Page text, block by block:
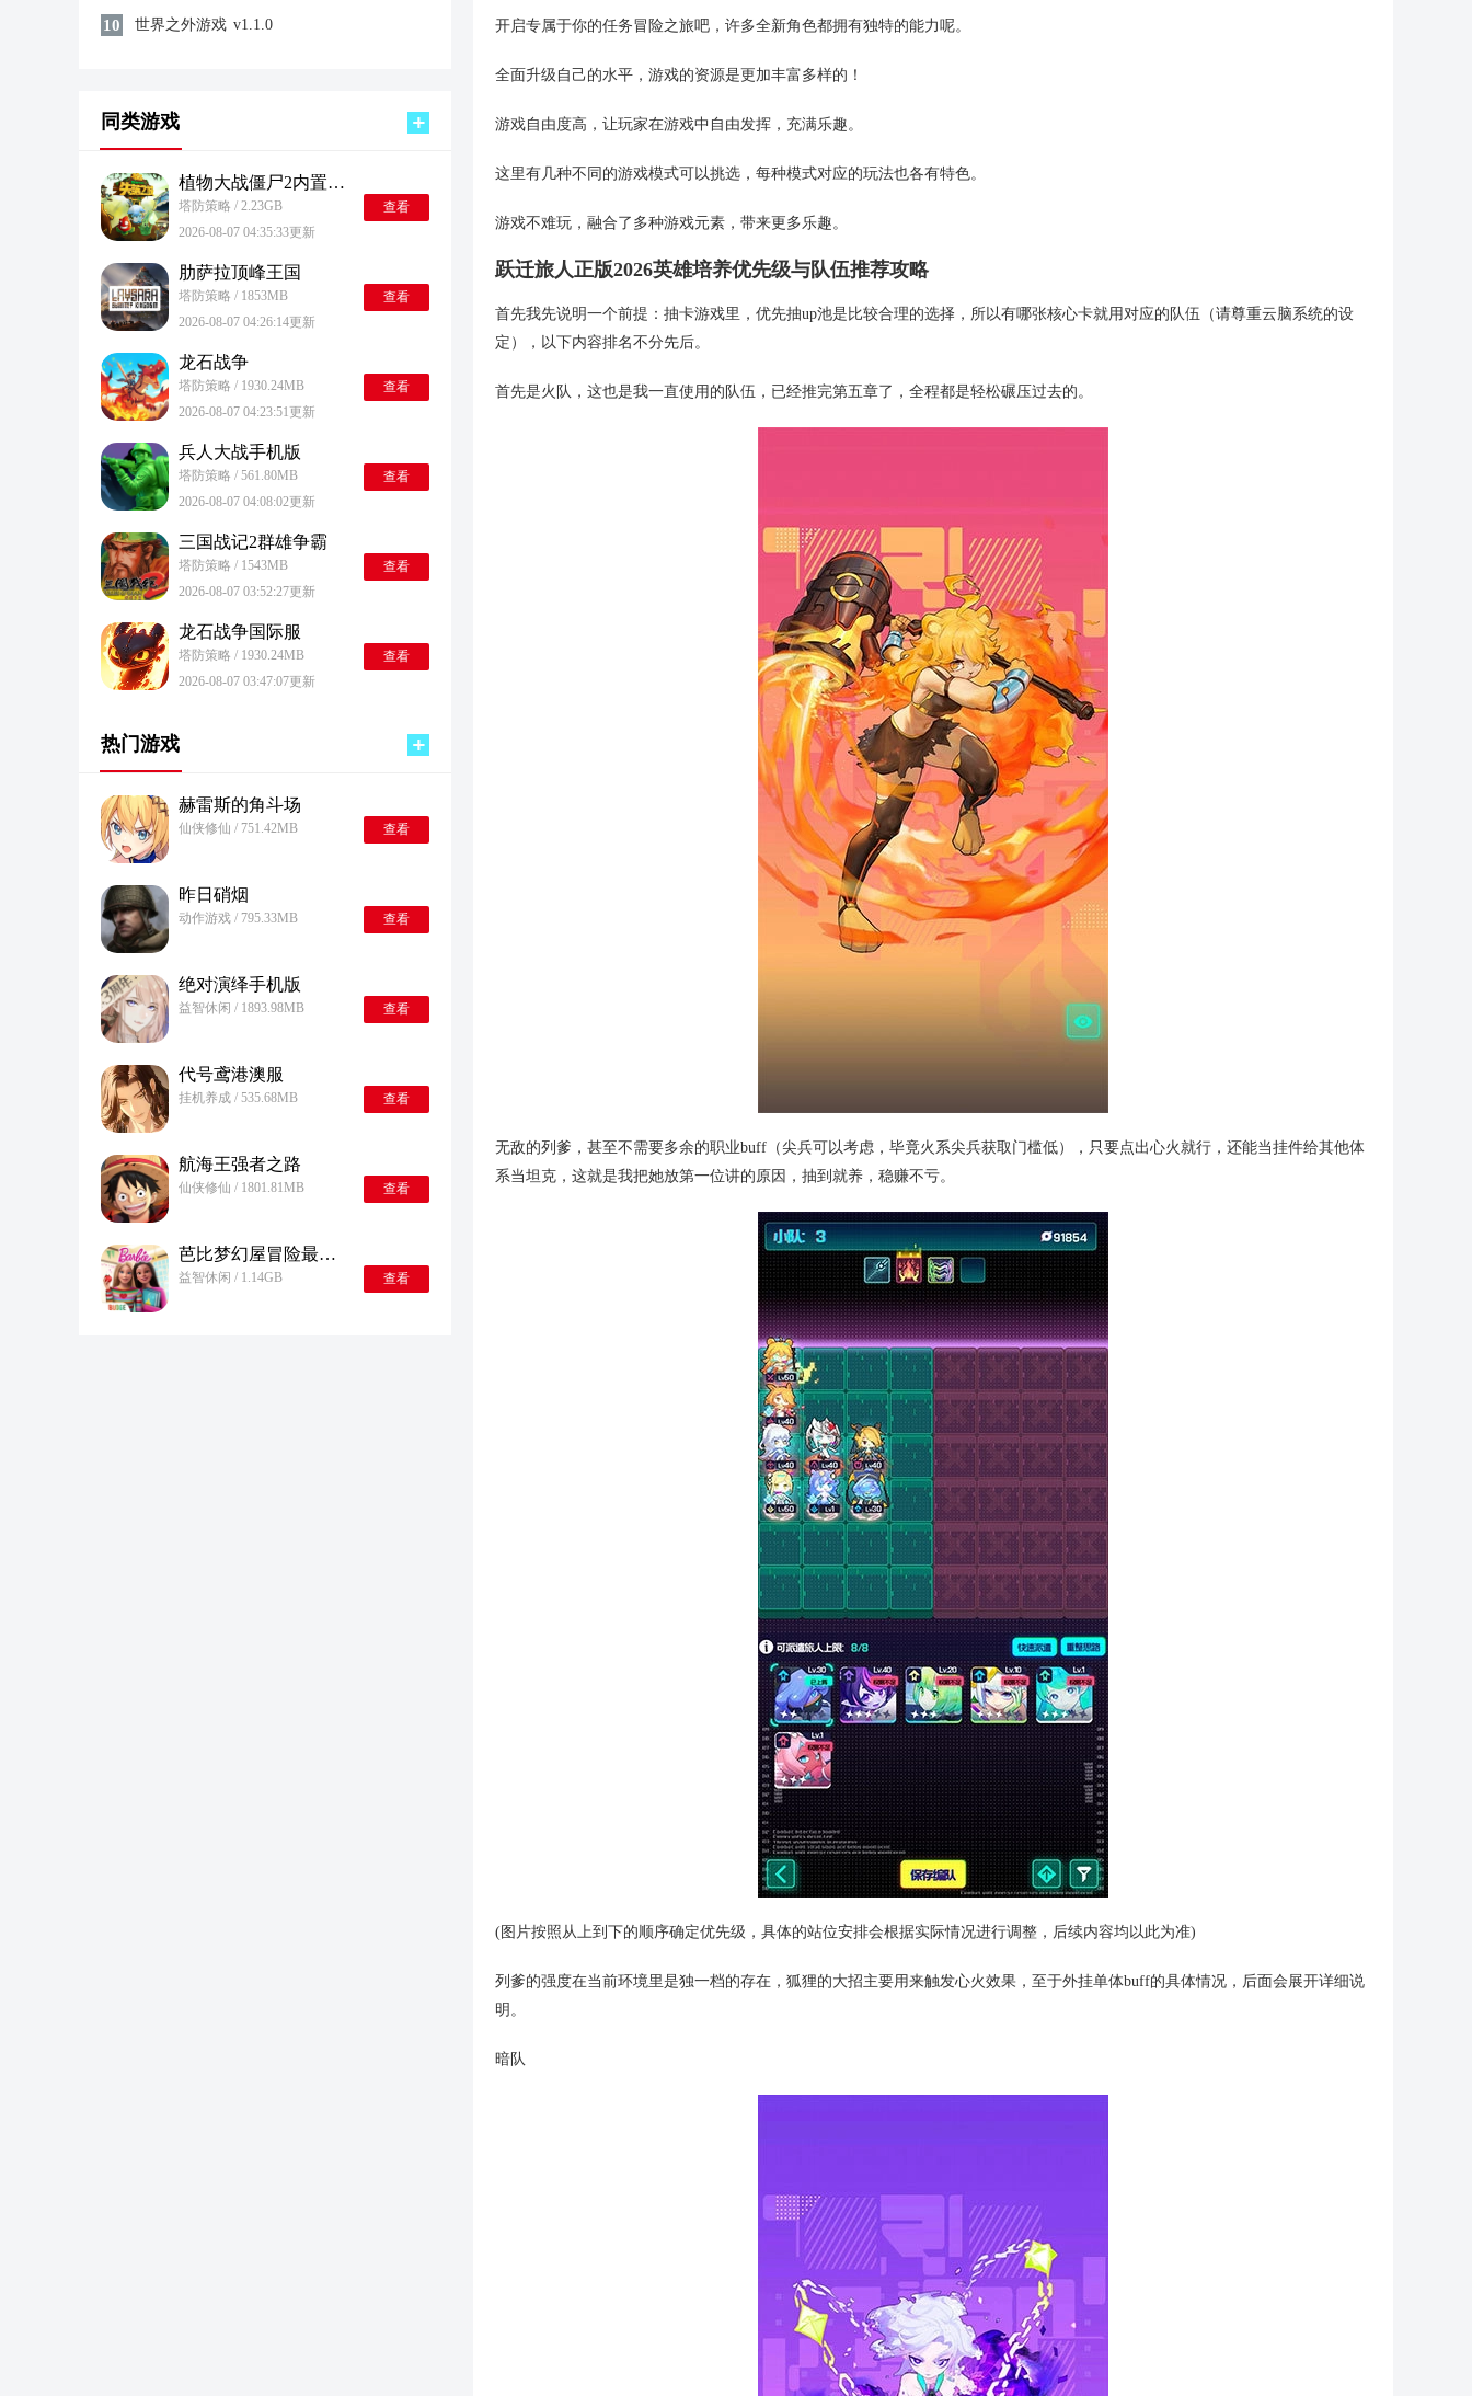
10 世界之外游戏 v1.1.0
同类游戏
植物大战僵尸2内置功能菜单
塔防策略 / 2.23GB
2026-08-07 04:35:33更新
查看
肋萨拉顶峰王国
塔防策略 / 1853MB
2026-08-07 04:26:14更新
查看
龙石战争
塔防策略 / 1930.24MB
2026-08-07 04:23:51更新
查看
兵人大战手机版
塔防策略 / 561.80MB
2026-08-07 04:08:02更新
查看
三国战记2群雄争霸
塔防策略 / 1543MB
2026-08-07 03:52:27更新
查看
龙石战争国际服
塔防策略 / 1930.24MB
2026-08-07 03:47:07更新
查看
热门游戏
赫雷斯的角斗场
仙侠修仙 / 751.42MB 查看
昨日硝烟
动作游戏 / 795.33MB 查看
绝对演绎手机版
益智休闲 / 1893.98MB 查看
代号鸢港澳服
挂机养成 / 535.68MB 查看
航海王强者之路
仙侠修仙 / 1801.81MB 查看
芭比梦幻屋冒险最新版
益智休闲 / 1.14GB 查看
开启专属于你的任务冒险之旅吧，许多全新角色都拥有独特的能力呢。
全面升级自己的水平，游戏的资源是更加丰富多样的！
游戏自由度高，让玩家在游戏中自由发挥，充满乐趣。
这里有几种不同的游戏模式可以挑选，每种模式对应的玩法也各有特色。
游戏不难玩，融合了多种游戏元素，带来更多乐趣。
跃迁旅人正版2026英雄培养优先级与队伍推荐攻略
首先我先说明一个前提：抽卡游戏里，优先抽up池是比较合理的选择，所以有哪张核心卡就用对应的队伍（请尊重云脑系统的设
定），以下内容排名不分先后。
首先是火队，这也是我一直使用的队伍，已经推完第五章了，全程都是轻松碾压过去的。
无敌的列爹，甚至不需要多余的职业buff（尖兵可以考虑，毕竟火系尖兵获取门槛低），只要点出心火就行，还能当挂件给其他体
系当坦克，这就是我把她放第一位讲的原因，抽到就养，稳赚不亏。
(图片按照从上到下的顺序确定优先级，具体的站位安排会根据实际情况进行调整，后续内容均以此为准)
列爹的强度在当前环境里是独一档的存在，狐狸的大招主要用来触发心火效果，至于外挂单体buff的具体情况，后面会展开详细说
明。
暗队